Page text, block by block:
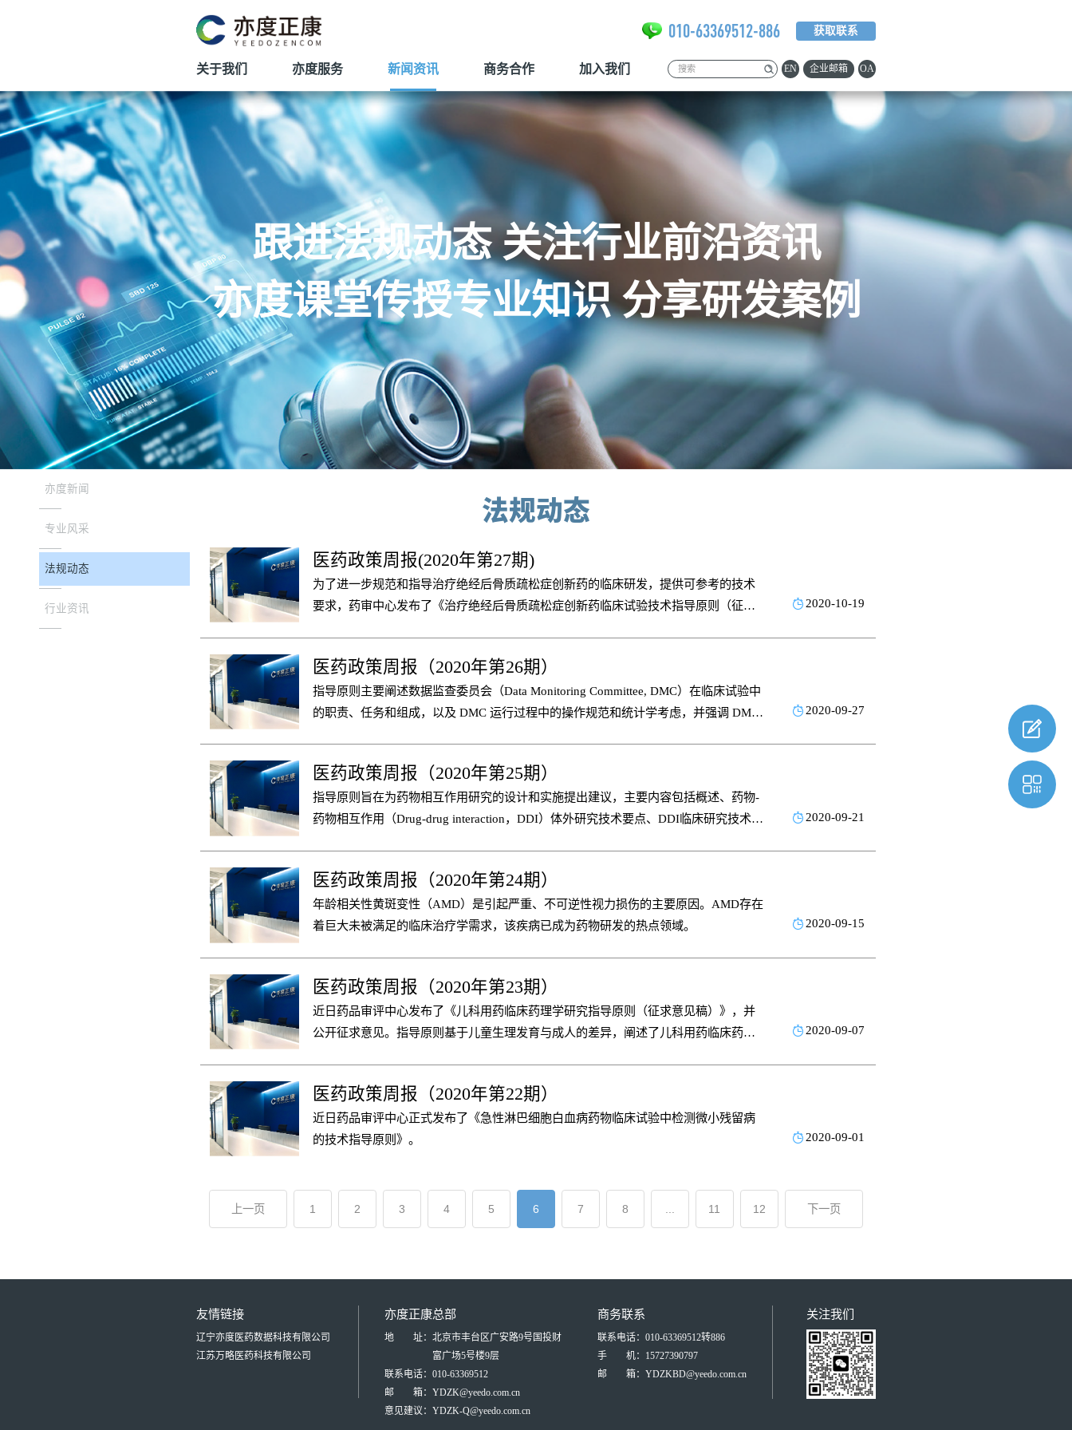
010-63369512-886 获取联系
关于我们 亦度服务 新闻资讯 商务合作 加入我们 EN 企业邮箱 OA
跟进法规动态 关注行业前沿资讯
亦度课堂传授专业知识 分享研发案例
亦度新闻
专业风采
法规动态
行业资讯
法规动态
医药政策周报(2020年第27期)
为了进一步规范和指导治疗绝经后骨质疏松症创新药的临床研发，提供可参考的技术
要求，药审中心发布了《治疗绝经后骨质疏松症创新药临床试验技术指导原则（征求
景及本指导原则的撰写目的及适用范围；“临床试验设计的一般要求”部分，介绍了目
前对于此类品种临床研发的终点指标、探索性临床试验设计及确证性临床试验设计需
要关注的问题；“安全性评价”部分，介绍了此类品种临床研发中安全性评价的一般要
2020-10-19
医药政策周报（2020年第26期）
指导原则主要阐述数据监查委员会（Data Monitoring Committee, DMC）在临床试验中
的职责、任务和组成，以及 DMC 运行过程中的操作规范和统计学考虑，并强调 DMC
市为目的的关键性临床试验，也可供以非注册为目的的临床试验参考。
2020-09-27
医药政策周报（2020年第25期）
指导原则旨在为药物相互作用研究的设计和实施提出建议，主要内容包括概述、药物-
药物相互作用（Drug-drug interaction，DDI）体外研究技术要点、DDI临床研究技术要
2020-09-21
医药政策周报（2020年第24期）
年龄相关性黄斑变性（AMD）是引起严重、不可逆性视力损伤的主要原因。AMD存在
着巨大未被满足的临床治疗学需求，该疾病已成为药物研发的热点领域。
2020-09-15
医药政策周报（2020年第23期）
近日药品审评中心发布了《儿科用药临床药理学研究指导原则（征求意见稿）》，并
公开征求意见。指导原则基于儿童生理发育与成人的差异，阐述了儿科用药临床药理
路。
2020-09-07
医药政策周报（2020年第22期）
近日药品审评中心正式发布了《急性淋巴细胞白血病药物临床试验中检测微小残留病
的技术指导原则》。
2020-09-01
上一页 1 2 3 4 5 6 7 8 ... 11 12 下一页
友情链接
辽宁亦度医药数据科技有限公司
江苏万略医药科技有限公司
亦度正康总部
地 址：北京市丰台区广安路9号国投财
富广场5号楼9层
联系电话：010-63369512
邮 箱：YDZK@yeedo.com.cn
意见建议：YDZK-Q@yeedo.com.cn
商务联系
联系电话：010-63369512转886
手 机：15727390797
邮 箱：YDZKBD@yeedo.com.cn
关注我们